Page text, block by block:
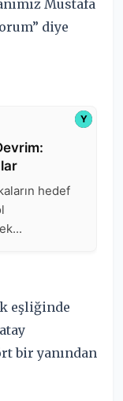
Mustafa
diye
eşliğinde
bir yanından